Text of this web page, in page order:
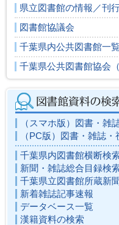
県立図書館の情報／刊
図書館協議会
千葉県内公共図書館一
千葉県公共図書館協会
（スマホ版）図書・雑
（PC版）図書・雑誌
千葉県内図書館横断検
新聞・雑誌総合目録検
千葉県立図書館所蔵新
新着雑誌記事速報
データベース一覧
漢籍資料の検索